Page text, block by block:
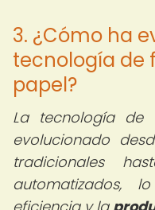
3. ¿Cómo ha
tecnología de
papel?
La tecnología de
evolucionado
tradicionales
automatizados,